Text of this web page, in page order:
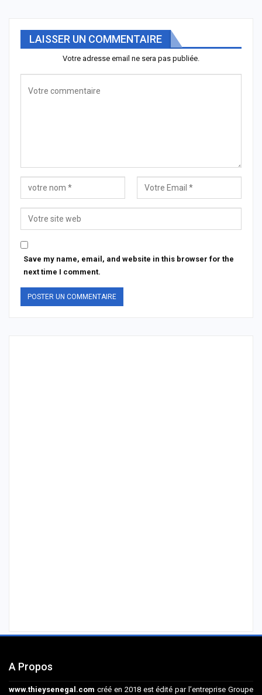
LAISSER UN COMMENTAIRE
Votre adresse email ne sera pas publiée.
Save my name, email, and website in this browser for the
next time I comment.
A Propos
www.thieysenegal.com créé en 2018 est édité par l’entreprise Groupe